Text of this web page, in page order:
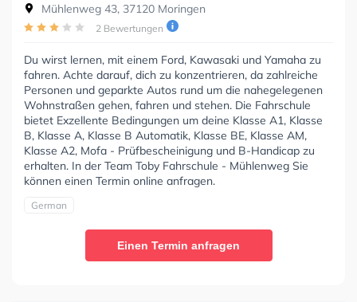
Mühlenweg 43, 37120 Moringen
2 Bewertungen
Du wirst lernen, mit einem Ford, Kawasaki und Yamaha zu
fahren. Achte darauf, dich zu konzentrieren, da zahlreiche
Personen und geparkte Autos rund um die nahegelegenen
Wohnstraßen gehen, fahren und stehen. Die Fahrschule
bietet Exzellente Bedingungen um deine Klasse A1, Klasse
B, Klasse A, Klasse B Automatik, Klasse BE, Klasse AM,
Klasse A2, Mofa - Prüfbescheinigung und B-Handicap zu
erhalten. In der Team Toby Fahrschule - Mühlenweg Sie
können einen Termin online anfragen.
German
Einen Termin anfragen